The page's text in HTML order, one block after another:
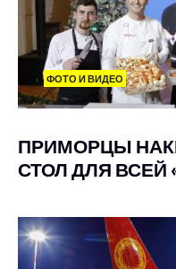
ФОТО И ВИДЕО
ПРИМОРЦЫ
СТОЛ ДЛЯ ВСЕЙ